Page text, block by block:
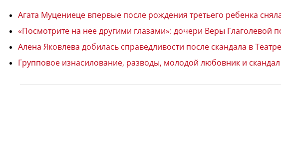
Агата Муцениеце впервые после рождения третьего ребенка
«Посмотрите на нее другими глазами»: дочери Веры Глаголевой
Алена Яковлева добилась справедливости после скандала в
Групповое изнасилование, разводы, молодой любовник и